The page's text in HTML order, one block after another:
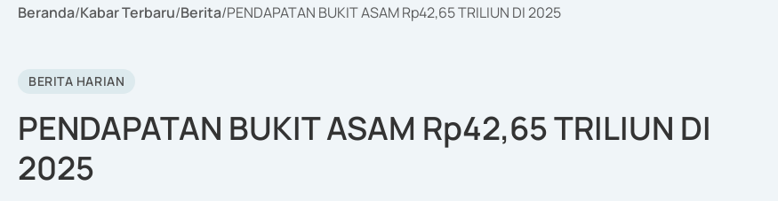
Beranda/Kabar Terbaru/Berita/PENDAPATAN BUKIT ASAM Rp42,65 TRILIUN DI 2025
BERITA HARIAN
PENDAPATAN BUKIT ASAM Rp42,65 TRILIUN DI
2025